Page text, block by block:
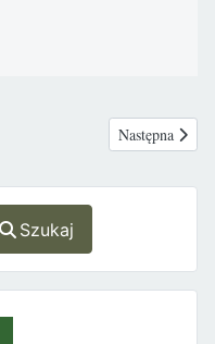
Szukaj
aktorka z Gany staje po
Następna
Następna